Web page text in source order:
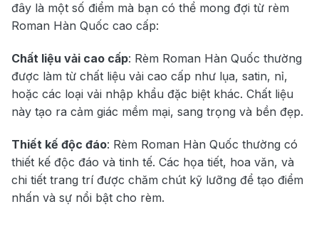
đây là một số điểm mà bạn có thể mong đợi từ rèm
Roman Hàn Quốc cao cấp:
Chất liệu vải cao cấp: Rèm Roman Hàn Quốc thường
được làm từ chất liệu vải cao cấp như lụa, satin, nỉ,
hoặc các loại vải nhập khẩu đặc biệt khác. Chất liệu
này tạo ra cảm giác mềm mại, sang trọng và bền đẹp.
Thiết kế độc đáo: Rèm Roman Hàn Quốc thường có
thiết kế độc đáo và tinh tế. Các họa tiết, hoa văn, và
chi tiết trang trí được chăm chút kỹ lưỡng để tạo điểm
nhấn và sự nổi bật cho rèm.